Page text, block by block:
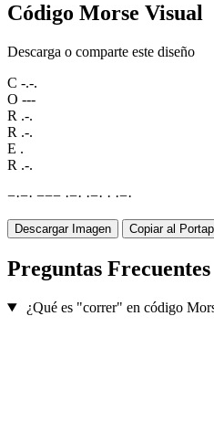
Código Morse Visual
Descarga o comparte este diseño
C -.-.
O ---
R .-.
R .-.
E .
R .-.
−·−· −−− ·−· ·−· · ·−·
Descargar Imagen Copiar al
Preguntas Frecuentes
¿Qué es "correr" en código